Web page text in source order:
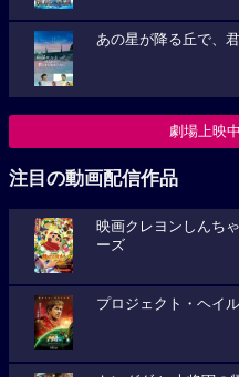
あの星が降る丘で、
劇場上映
注目の動画配信作品
映画クレヨンしんち
ーズ
プロジェクト・ヘイ